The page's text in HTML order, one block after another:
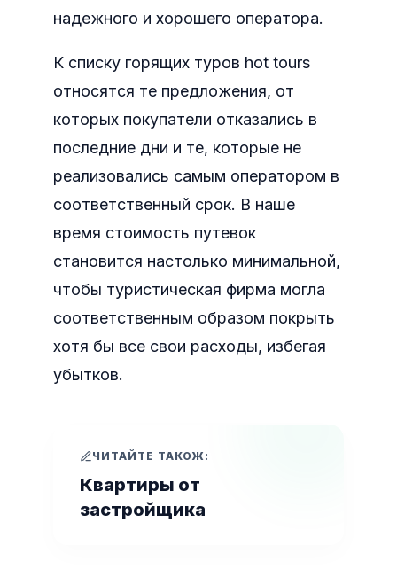
надежного и хорошего оператора.
К списку горящих туров hot tours
относятся те предложения, от
которых покупатели отказались в
последние дни и те, которые не
реализовались самым оператором в
соответственный срок. В наше
время стоимость путевок
становится настолько минимальной,
чтобы туристическая фирма могла
соответственным образом покрыть
хотя бы все свои расходы, избегая
убытков.
ЧИТАЙТЕ ТАКОЖ:
Квартиры от
застройщика